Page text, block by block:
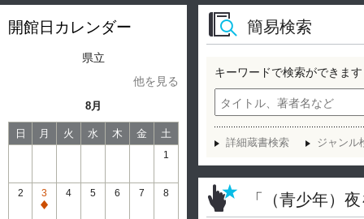
開館日カレンダー
県立
他を見る
8月
日 月 火 水 木 金 土
1
2
3
通
4 5 6 7 8
簡易検索
キーワードで検索ができます
詳細蔵書検索 ジャンル
「（青少年）